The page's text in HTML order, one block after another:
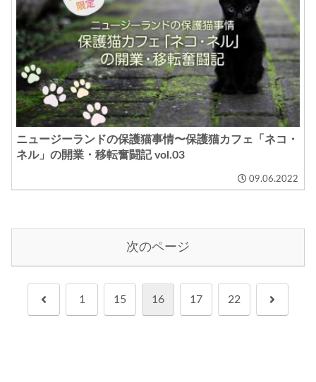
ニュージーランドの保護猫事情〜保護猫カフェ「ネコ・
ネル」の開業・移転奮闘記 vol.03
09.06.2022
次のページ
前 1 15 16 17 22 次